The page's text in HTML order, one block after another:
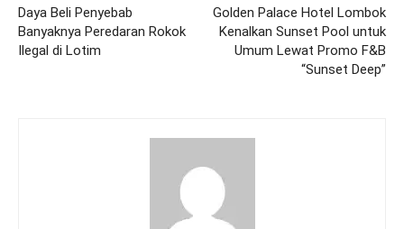
Daya Beli Penyebab
Banyaknya Peredaran Rokok
Ilegal di Lotim
Golden Palace Hotel Lombok
Kenalkan Sunset Pool untuk
Umum Lewat Promo F&B
“Sunset Deep”